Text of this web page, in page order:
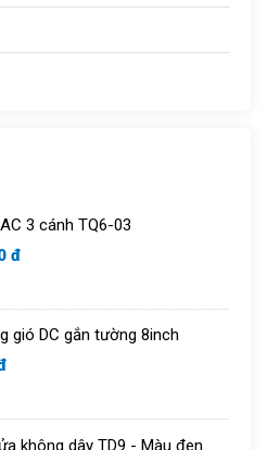
3 cánh TQ6-03
đ
gió DC gắn tường 8inch
không dây TD9 - Màu đen